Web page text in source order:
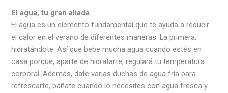
El agua, tu gran aliada
El agua es un elemento fundamental que te ayuda a reducir
el calor en el verano de diferentes maneras. La primera,
hidratándote. Así que bebe mucha agua cuando estés en
casa porque, aparte de hidratarte, regulará tu temperatura
corporal. Además, date varias duchas de agua fría para
refrescarte, báñate cuando lo necesites con agua fresca y